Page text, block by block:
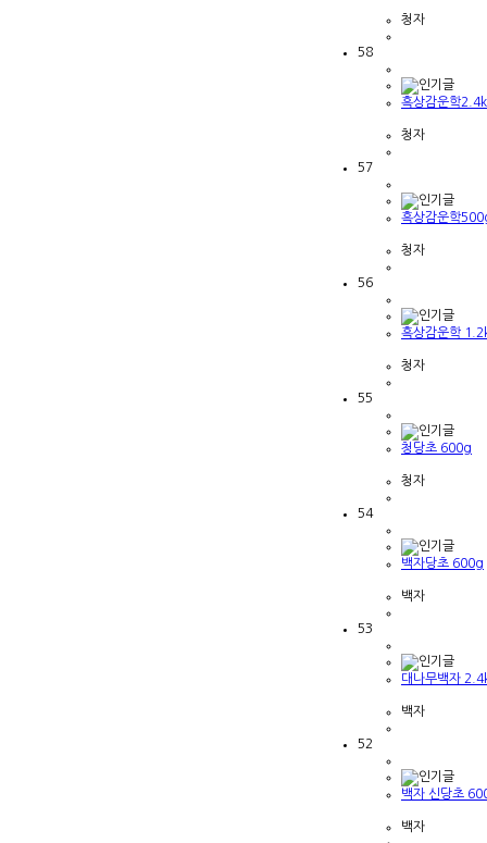
청자
58
흑상감운학
청자
57
흑상감운학
청자
56
흑상감운학
청자
55
청당초 600g
청자
54
백자당초 600g
백자
53
대나무백자
백자
52
백자 신당초
백자